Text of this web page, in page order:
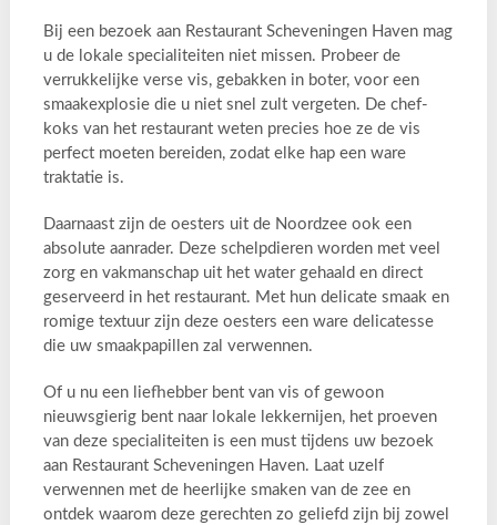
Bij een bezoek aan Restaurant Scheveningen Haven mag
u de lokale specialiteiten niet missen. Probeer de
verrukkelijke verse vis, gebakken in boter, voor een
smaakexplosie die u niet snel zult vergeten. De chef-
koks van het restaurant weten precies hoe ze de vis
perfect moeten bereiden, zodat elke hap een ware
traktatie is.
Daarnaast zijn de oesters uit de Noordzee ook een
absolute aanrader. Deze schelpdieren worden met veel
zorg en vakmanschap uit het water gehaald en direct
geserveerd in het restaurant. Met hun delicate smaak en
romige textuur zijn deze oesters een ware delicatesse
die uw smaakpapillen zal verwennen.
Of u nu een liefhebber bent van vis of gewoon
nieuwsgierig bent naar lokale lekkernijen, het proeven
van deze specialiteiten is een must tijdens uw bezoek
aan Restaurant Scheveningen Haven. Laat uzelf
verwennen met de heerlijke smaken van de zee en
ontdek waarom deze gerechten zo geliefd zijn bij zowel